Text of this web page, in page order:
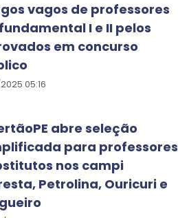
vagos de professores
I e II pelos
em concurso
05:16
abre seleção
para professores
nos campi
Petrolina, Ouricuri e